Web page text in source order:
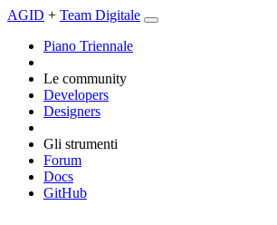
AGID + Team Digitale
Piano Triennale
Le community
Developers
Designers
Gli strumenti
Forum
Docs
GitHub